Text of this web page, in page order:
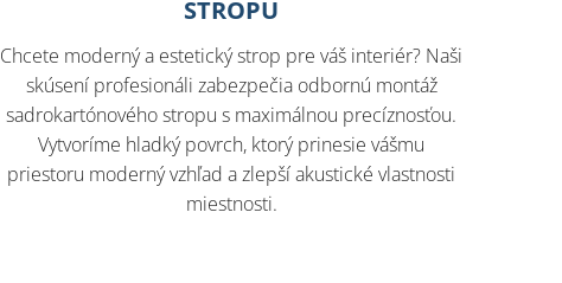
STROPU
Chcete moderný a estetický strop pre váš interiér? Naši
skúsení profesionáli zabezpečia odbornú montáž
sadrokartónového stropu s maximálnou precíznosťou.
Vytvoríme hladký povrch, ktorý prinesie vášmu
priestoru moderný vzhľad a zlepší akustické vlastnosti
miestnosti.